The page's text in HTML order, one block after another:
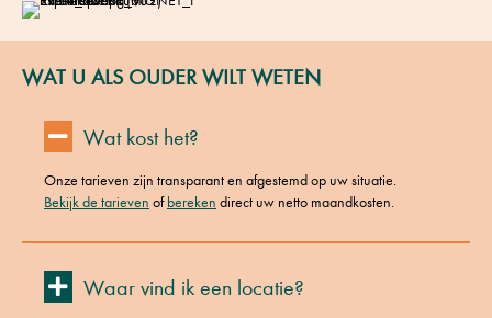
WAT U ALS OUDER WILT WETEN
Samenvouwen
Wat kost het?
Onze tarieven zijn transparant en afgestemd op uw situatie.
Bekijk de tarieven ofbereken direct uw netto maandkosten.
Uitbreiden
Waar vind ik een locatie?